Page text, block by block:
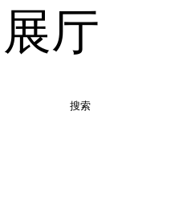
厅
搜索